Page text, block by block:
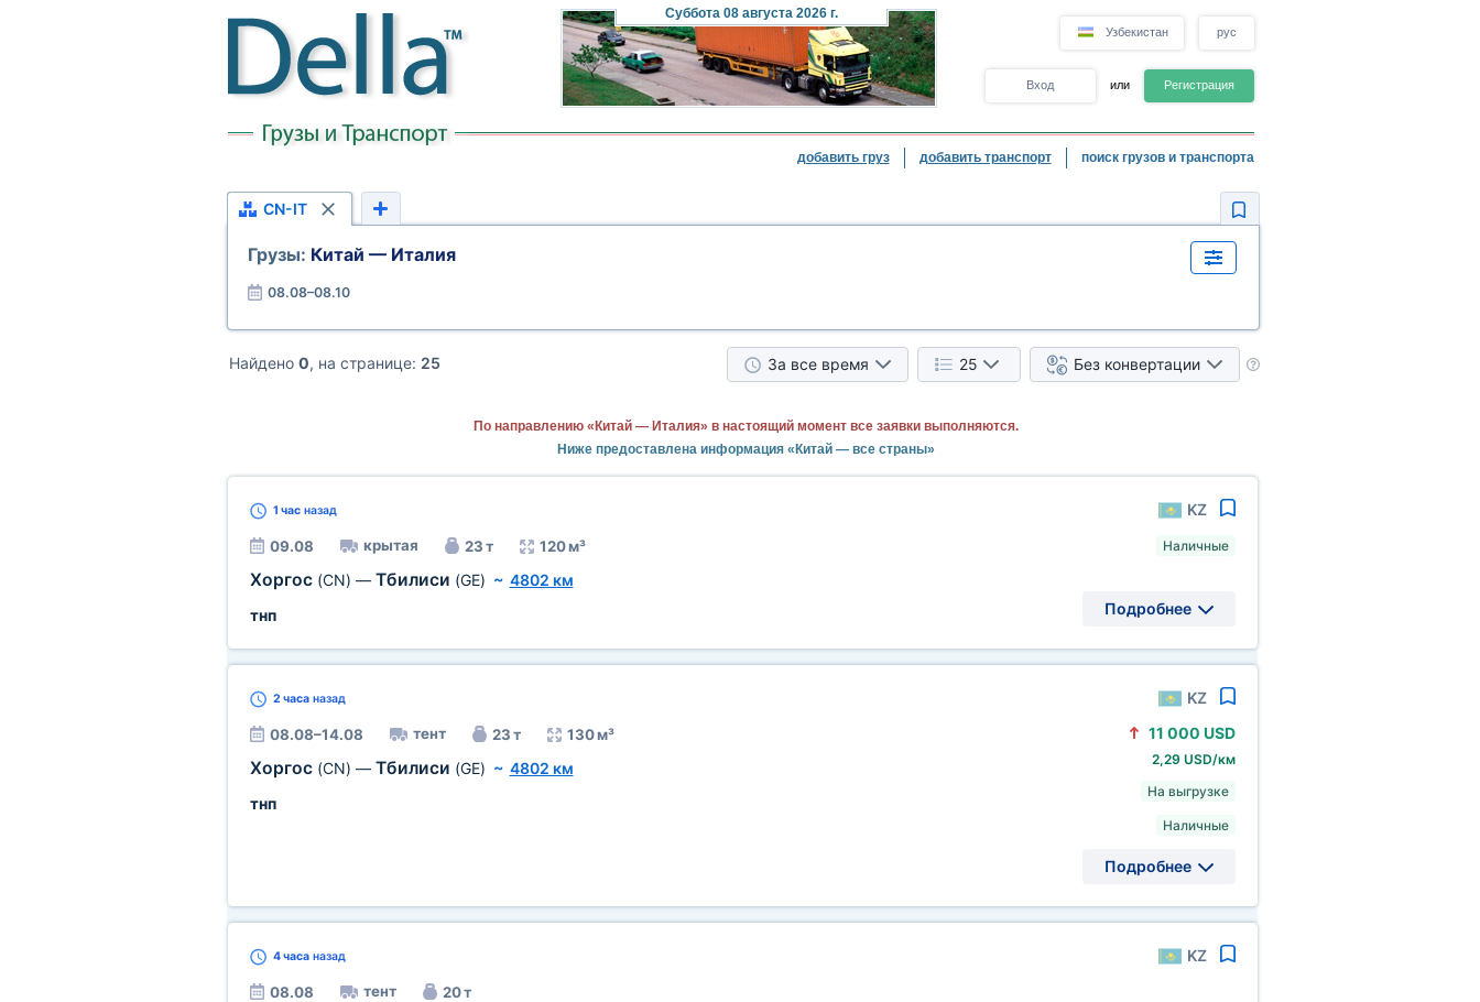
Суббота08 августа 2026 г.
Узбекистан рус
Вход или Регистрация
добавить груз добавить транспорт поиск грузов и транспорта
CN-IT
Грузы: Китай — Италия
08.08–08.10
Найдено 0, на странице: 25 За все время 25 Без конвертации
По направлению «Китай — Италия» в настоящий момент все заявки выполняются.
Ниже предоставлена информация «Китай — все страны»
1 часназад KZ
09.08 крытая 23 т 120 м³
Хоргос (CN) — Тбилиси (GE) ~ 4802 км
тнп
Наличные
Подробнее
2 часаназад KZ
08.08–14.08 тент 23 т 130 м³
Хоргос (CN) — Тбилиси (GE) ~ 4802 км
тнп
11 000 USD
2,29 USD/км
На выгрузке
Наличные
Подробнее
4 часаназад KZ
08.08 тент 20 т